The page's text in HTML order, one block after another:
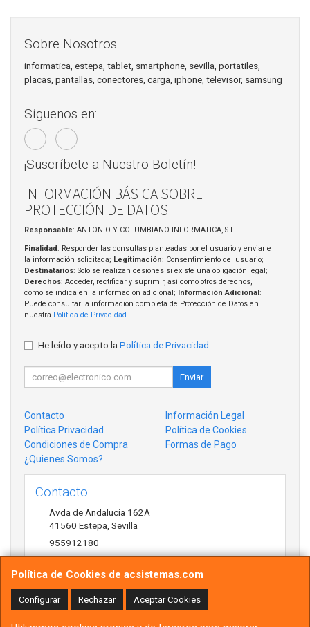
Política de Cookies de acsistemas.com
Configurar Rechazar Aceptar Cookies
Sobre Nosotros
informatica, estepa, tablet, smartphone, sevilla, portatiles,
placas, pantallas, conectores, carga, iphone, televisor, samsung
Síguenos en:
¡Suscríbete a Nuestro Boletín!
INFORMACIÓN BÁSICA SOBRE
PROTECCIÓN DE DATOS
Responsable: ANTONIO Y COLUMBIANO INFORMATICA, S.L.
Finalidad: Responder las consultas planteadas por el usuario y enviarle
la información solicitada; Legitimación: Consentimiento del usuario;
Destinatarios: Solo se realizan cesiones si existe una obligación legal;
Derechos: Acceder, rectificar y suprimir, así como otros derechos,
como se indica en la información adicional; Información Adicional:
Puede consultar la información completa de Protección de Datos en
nuestra Política de Privacidad
He leído y acepto la Política de Privacidad
Enviar
Contacto
Información Legal
Política Privacidad
Política de Cookies
Condiciones de Compra
Formas de Pago
¿Quienes Somos?
Contacto
Avda de Andalucia 162A
41560 Estepa Sevilla
955912180
antonio@acsistemas.com
Horario